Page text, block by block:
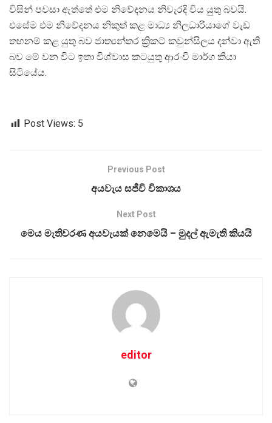
විසින් පවසා ඇත්තේ එම නිවේදනය නිවැරදි විය යුතු බවයි.
එසේම එම නිවේදනය නිකුත් කළ මාධ්‍ය නිලධාරියාගේ වැඩ
තහනම් කළ යුතු බව ජාත්‍යන්තර ක්‍රිකට් කවුන්සිලය දන්වා ඇති
බව මේ වන විට ඉතා විශ්වාස කටයුතු ආරංචි මාර්ග කියා
සිටියේය.
Post Views: 5
Previous Post
අයවැය සජීවි විකාශය
Next Post
මෙය මැතිවරණ අයවැයක් නෙමෙයි – මුදල් ඇමැති කියයි
editor